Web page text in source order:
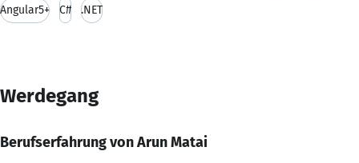
Angular5+ C# .NET
Werdegang
Berufserfahrung von Arun Matai